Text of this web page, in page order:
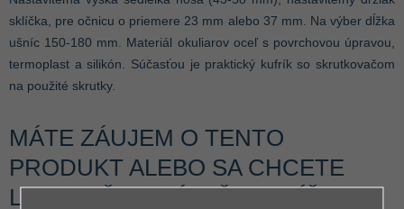
sklíčka, pre očnicu o priemere 23 mm alebo 37 mm. Na výber dĺžka
ušníc 150-180 mm. Materiál okuliarov oceľ s povrchovou úpravou,
termoplast a silikón. Súčasťou je praktický kufrík so skrutkovačom
na použité skrutky.
MÁTE ZÁUJEM O TENTO
PRODUKT ALEBO SA CHCETE
LEN NIEČO OPÝTAŤ? NAPÍŠTE